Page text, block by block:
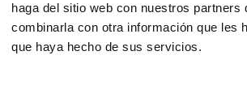
haga del sitio web con nuestros
combinarla con otra información que les
que haya hecho de sus servicios.